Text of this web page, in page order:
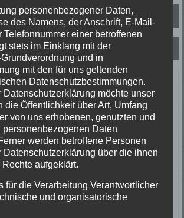
Hilfe
TH1 Insekteneinsatz
Verkehrsunfall
Talstraße
personenbezogener Daten,
des Namens, der Anschrift, E-Mail-
Telefonnummer einer betroffenen
stets im Einklang mit der
und in
mit den für uns geltenden
Datenschutzbestimmungen.
Datenschutzerklärung möchte unser
die Öffentlichkeit über Art, Umfang
von uns erhobenen, genutzten und
personenbezogenen Daten
werden betroffene Personen
Datenschutzerklärung über die ihnen
aufgeklärt.
für die Verarbeitung Verantwortlicher
und organisatorische